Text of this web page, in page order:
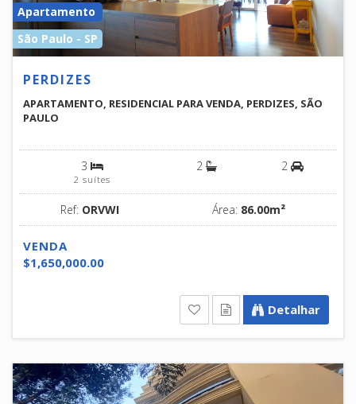
Apartamento
São Paulo - SP
PERDIZES
APARTAMENTO, RESIDENCIAL PARA VENDA, PERDIZES, SÃO
PAULO
3
2 suítes
2 2
Ref: ORVWI Área: 86.00m²
VENDA
$1,650,000.00
Detalhar